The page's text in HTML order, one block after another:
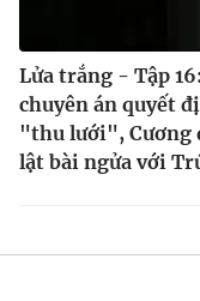
Lửa trắng - Tập
chuyên án quyết
"thu lưới", Cương
lật bài ngửa với